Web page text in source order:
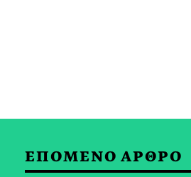
ΕΠΟΜΕΝΟ ΑΡΘΡΟ